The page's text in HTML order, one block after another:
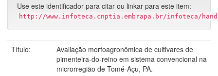
Use este identificador para citar ou linkar para este item:
http://www.infoteca.cnptia.embrapa.br/infoteca/
Título:
Avaliação morfoagronômica de cultivares de
pimenteira-do-reino em sistema convencional na
microrregião de Tomé-Açu, PA.